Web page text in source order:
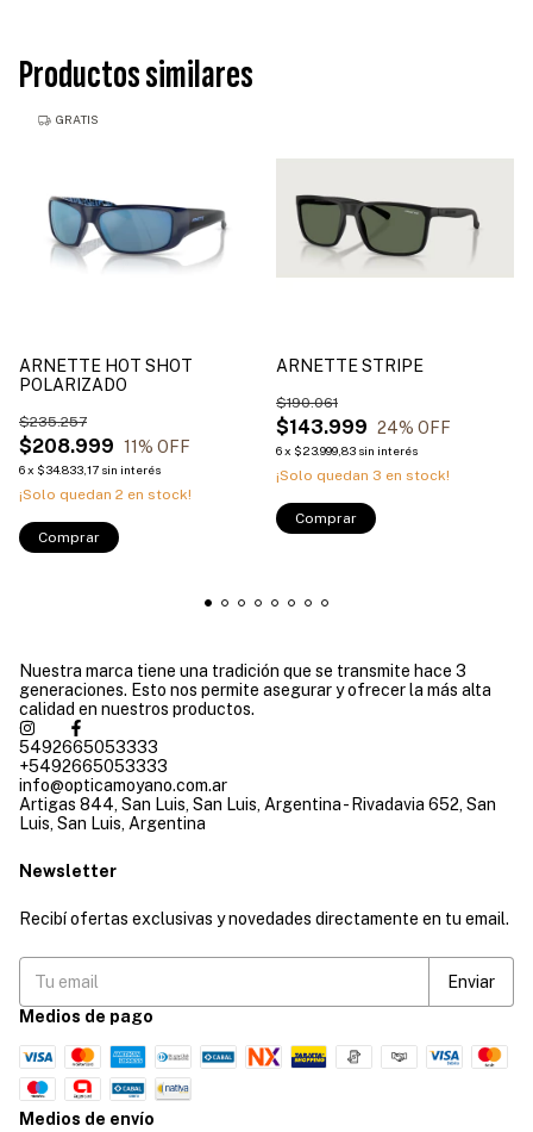
Productos similares
GRATIS
ARNETTE HOT SHOT
POLARIZADO
$208.999
$235.257
11% OFF
6x $34.833,17 sin interés
¡Solo quedan 2 en stock!
Comprar
ARNETTE STRIPE
$143.999
$190.061
24% OFF
6x $23.999,83 sin interés
¡Solo quedan 3 en stock!
Comprar
Nuestra marca tiene una tradición que se transmite hace 3
generaciones. Esto nos permite asegurar y ofrecer la más alta
calidad en nuestros productos.
5492665053333
+5492665053333
info@opticamoyano.com.ar
Artigas 844, San Luis, San Luis, Argentina - Rivadavia 652, San
Luis, San Luis, Argentina
Newsletter
Recibí ofertas exclusivas y novedades directamente en tu email.
Medios de pago
Medios de envío